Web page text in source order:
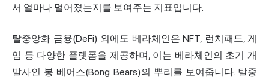
서 얼마나 멀어졌는지를 보여주는 지표입니다.
탈중앙화 금융(DeFi) 외에도 베라체인은 NFT, 런치패드, 게
임 등 다양한 플랫폼을 제공하며, 이는 베라체인의 초기 개
발사인 봉 베어스(Bong Bears)의 뿌리를 보여줍니다. 탈중